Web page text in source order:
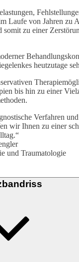
Laufe von Jahren zu
somit zu einer
heutzutage
bis hin zu einer
Verfahren
wir Ihnen zu einer
und Traumatologie